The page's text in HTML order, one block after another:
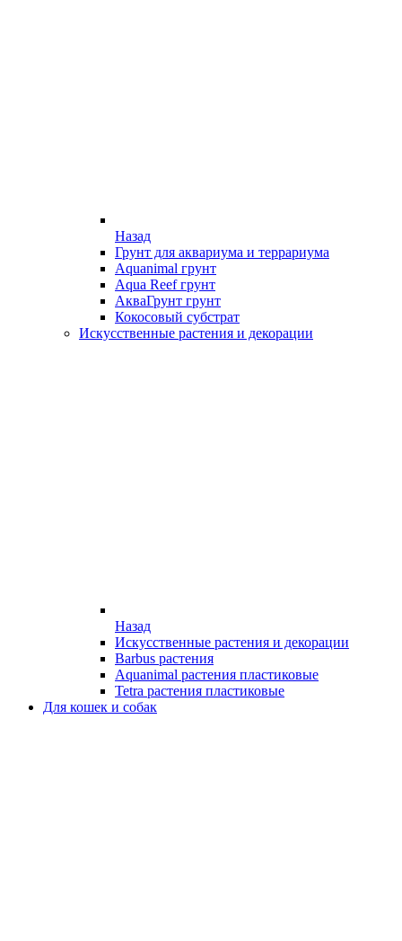
Назад
Грунт для аквариума и террариума
Aquanimal грунт
Aqua Reef грунт
АкваГрунт грунт
Кокосовый субстрат
Искусственные растения и декорации
Назад
Искусственные растения и декорации
Barbus растения
Aquanimal растения пластиковые
Tetra растения пластиковые
Для кошек и собак